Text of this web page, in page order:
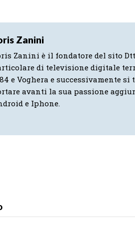
Zanini
Zanini è il fondatore del sito
di televisione digitale
e Voghera e successivamente
avanti la sua passione
e Iphone.